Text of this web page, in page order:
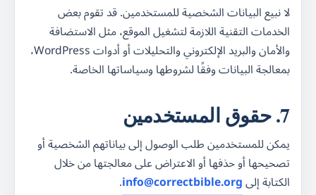
لا نبيع البيانات الشخصية للمستخدمين. قد تقوم بعض
الخدمات التقنية اللازمة لتشغيل الموقع، مثل الاستضافة
والأمان والبريد الإلكتروني والتحليلات أو أدوات WordPress،
بمعالجة البيانات وفقًا لشروطها وسياساتها الخاصة.
7. حقوق المستخدمين
يمكن للمستخدمين طلب الوصول إلى بياناتهم الشخصية أو
تصحيحها أو حذفها أو الاعتراض على معالجتها من خلال
الكتابة إلىinfo@correctbible.org
.